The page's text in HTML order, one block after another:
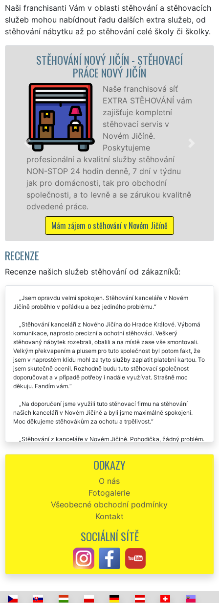
Naši franchisanti Vám v oblasti stěhování a stěhovacích
služeb mohou nabídnout řadu dalších extra služeb, od
stěhování nábytku až po stěhování celé školy či školky.
JIČÍN - STĚHOVACÍ
franchisová síť
STĚHOVÁNÍ vám
kompletní
servis v
Jičíně.
služby stěhování
7 dní v týdnu
pro obchodní
a se zárukou kvalitně
v Novém Jičíně
STĚHOVACÍ
služby zajišťujeme
celém okresu Nový
franchisové sítě EXTRA
Nabízíme stěhovací
Mám zájem o stěhovací
RECENZE
Recenze našich služeb stěhování od zákazníků:
Jsem opravdu velmi spokojen. Stěhování kanceláře v Novém
Jičíně proběhlo v pořádku a bez jediného problému.
Stěhování kanceláří z Nového Jičína do Hradce Králové. Výborná
komunikace, naprosto precizní a ochotní stěhováci. Veškerý
stěhovaný nábytek rozebrali, obalili a na místě zase vše smontovali.
Velkým překvapením a plusem pro tuto společnost byl potom fakt, že
jsem v naprostém klidu mohl za tyto služby zaplatit platební kartou. To
jsem skutečně ocenil. Rozhodně budu tuto stěhovací společnost
doporučovat a v případě potřeby i nadále využívat. Strašně moc
děkuju. Fandím vám.
Na doporučení jsme využili tuto stěhovací firmu na stěhování
našich kanceláří v Novém Jičíně a byli jsme maximálně spokojeni.
Moc děkujeme stěhovákům za ochotu a trpělivost.
Stěhování z kanceláře v Novém Jičíně. Pohodička, žádný problém.
stěhování, rozhodně beru vás.
potom i stěhování kanceláře v Novém Jičíně. Vždy naprostá
spokojenost, určitě doporučuji.
Od této společnosti jsem si objednala stěhování kanceláře v Novém
Jičíně. Přijeli ještě před domluveným termínem, krásně barevně a čistě
doba stěhování kanceláře, tak i cena. Za mě jednička s hvězdičkou,
Naprostá spokojenost se stěhováním kanceláře v Novém Jičíně,
ODKAZY
O nás
Fotogalerie
Všeobecné obchodní podmínky
Kontakt
SOCIÁLNÍ SÍTĚ